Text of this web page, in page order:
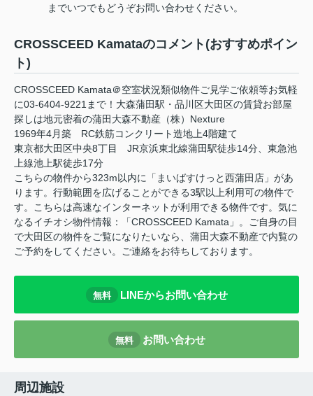
までいつでもどうぞお問い合わせください。
CROSSCEED Kamataのコメント(おすすめポイン
ト)
CROSSCEED Kamata＠空室状況類似物件ご見学ご依頼等お気軽
に03-6404-9221まで！大森蒲田駅・品川区大田区の賃貸お部屋
探しは地元密着の蒲田大森不動産（株）Nexture
1969年4月築 RC鉄筋コンクリート造地上4階建て
東京都大田区中央8丁目 JR京浜東北線蒲田駅徒歩14分、東急池
上線池上駅徒歩17分
こちらの物件から323m以内に「まいばすけっと西蒲田店」があ
ります。行動範囲を広げることができる3駅以上利用可の物件で
す。こちらは高速なインターネットが利用できる物件です。気に
なるイチオシ物件情報：「CROSSCEED Kamata」。ご自身の目
で大田区の物件をご覧になりたいなら、蒲田大森不動産で内覧の
ご予約をしてください。ご連絡をお待ちしております。
無料 LINEからお問い合わせ
無料 お問い合わせ
周辺施設